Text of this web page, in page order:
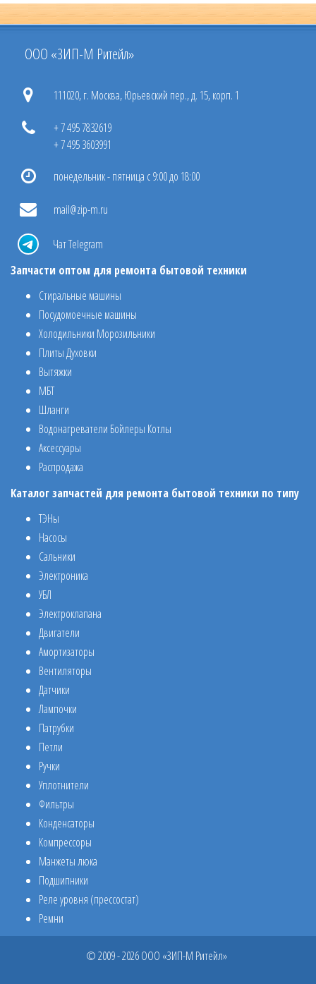
ООО «ЗИП-М Ритейл»
111020, г. Москва, Юрьевский пер., д. 15, корп. 1
+ 7 495 7832619
+ 7 495 3603991
понедельник - пятница с 9:00 до 18:00
mail@zip-m.ru
Чат Telegram
Запчасти оптом для ремонта бытовой техники
Стиральные машины
Посудомоечные машины
Холодильники Морозильники
Плиты Духовки
Вытяжки
МБТ
Шланги
Водонагреватели Бойлеры Котлы
Аксессуары
Распродажа
Каталог запчастей для ремонта бытовой техники по типу
ТЭНы
Насосы
Сальники
Электроника
УБЛ
Электроклапана
Двигатели
Амортизаторы
Вентиляторы
Датчики
Лампочки
Патрубки
Петли
Ручки
Уплотнители
Фильтры
Конденсаторы
Компрессоры
Манжеты люка
Подшипники
Реле уровня (прессостат)
Ремни
© 2009 - 2026 ООО «ЗИП-М Ритейл»